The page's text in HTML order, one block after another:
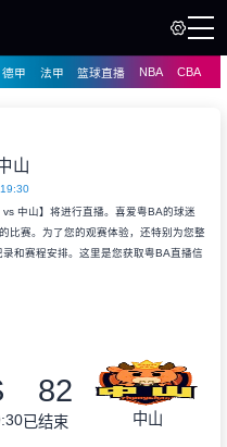
德甲 法甲 篮球直播 NBA CBA
山
中山】将进行直播。喜爱粤BA的球迷
比赛。为了您的观赛体验，还特别为您整
和赛程安排。这里是您获取粤BA直播信
82
已结束 中山